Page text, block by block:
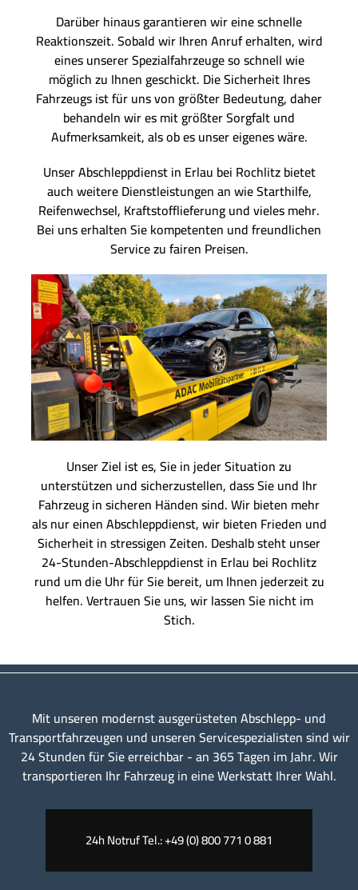
Darüber hinaus garantieren wir eine schnelle
Reaktionszeit. Sobald wir Ihren Anruf erhalten, wird
eines unserer Spezialfahrzeuge so schnell wie
möglich zu Ihnen geschickt. Die Sicherheit Ihres
Fahrzeugs ist für uns von größter Bedeutung, daher
behandeln wir es mit größter Sorgfalt und
Aufmerksamkeit, als ob es unser eigenes wäre.
Unser Abschleppdienst in Erlau bei Rochlitz bietet
auch weitere Dienstleistungen an wie Starthilfe,
Reifenwechsel, Kraftstofflieferung und vieles mehr.
Bei uns erhalten Sie kompetenten und freundlichen
Service zu fairen Preisen.
Unser Ziel ist es, Sie in jeder Situation zu
unterstützen und sicherzustellen, dass Sie und Ihr
Fahrzeug in sicheren Händen sind. Wir bieten mehr
als nur einen Abschleppdienst, wir bieten Frieden und
Sicherheit in stressigen Zeiten. Deshalb steht unser
24-Stunden-Abschleppdienst in Erlau bei Rochlitz
rund um die Uhr für Sie bereit, um Ihnen jederzeit zu
helfen. Vertrauen Sie uns, wir lassen Sie nicht im
Stich.
Mit unseren modernst ausgerüsteten Abschlepp- und
Transportfahrzeugen und unseren Servicespezialisten sind wir
24 Stunden für Sie erreichbar - an 365 Tagen im Jahr. Wir
transportieren Ihr Fahrzeug in eine Werkstatt Ihrer Wahl.
24h Notruf Tel.: +49 (0) 800 771 0 881